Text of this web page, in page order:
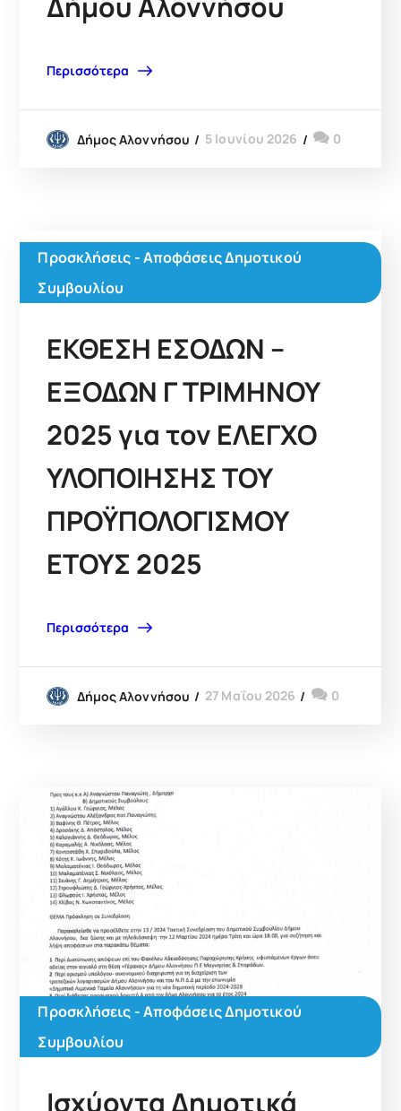
Περισσότερα
Δήμος Αλοννήσου 5 Ιουνίου 2026 0
Προσκλήσεις - Αποφάσεις Δημοτικού
Συμβουλίου
ΕΚΘΕΣΗ ΕΣΟΔΩΝ –
ΕΞΟΔΩΝ Γ ΤΡΙΜΗΝΟΥ
2025 για τον ΕΛΕΓΧΟ
ΥΛΟΠΟΙΗΣΗΣ ΤΟΥ
ΠΡΟΫΠΟΛΟΓΙΣΜΟΥ
ΕΤΟΥΣ 2025
Περισσότερα
Δήμος Αλοννήσου 27 Μαΐου 2026 0
Προσκλήσεις - Αποφάσεις Δημοτικού
Συμβουλίου
Ισχύοντα Δημοτικά